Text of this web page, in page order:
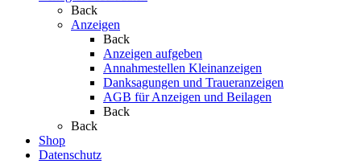
Back
Anzeigen
Back
Anzeigen aufgeben
Annahmestellen Kleinanzeigen
Danksagungen und Traueranzeigen
AGB für Anzeigen und Beilagen
Back
Back
Shop
Datenschutz